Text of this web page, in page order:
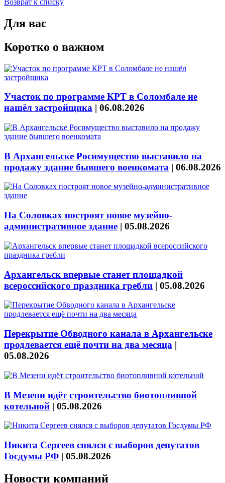
Для вас
Коротко о важном
Участок по программе КРТ в Соломбале не
нашёл застройщика | 06.08.2026
В Архангельске Росимущество выставило на
продажу здание бывшего военкомата | 06.08.2026
На Соловках построят новое музейно-
административное здание | 05.08.2026
Архангельск впервые станет площадкой
всероссийского праздника гребли | 05.08.2026
Перекрытие Обводного канала в Архангельске
продлевается ещё почти на два месяца |
05.08.2026
В Мезени идёт строительство биотопливной
котельной | 05.08.2026
Никита Сергеев снялся с выборов депутатов
Госдумы РФ | 05.08.2026
Новости компаний